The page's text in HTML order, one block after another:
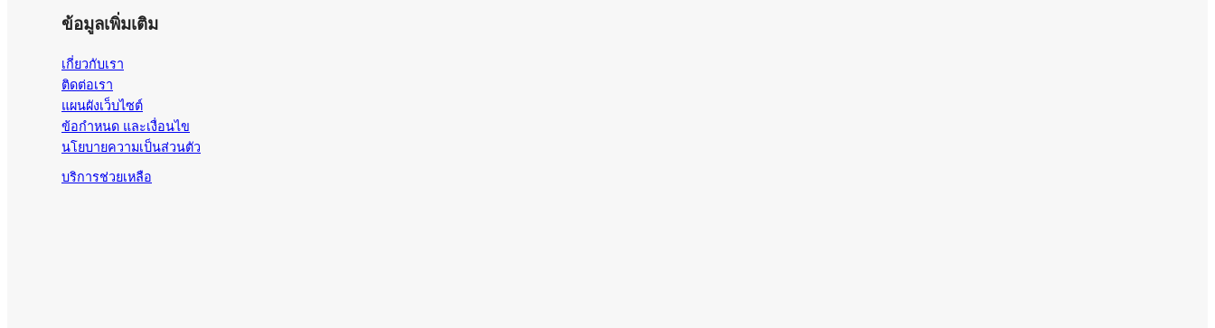
ข้อมูลเพิ่มเติม
เกี่ยวกับเรา
ติดต่อเรา
แผนผังเว็บไซต์
ข้อกำหนด และเงื่อนไข
นโยบายความเป็นส่วนตัว
บริการช่วยเหลือ